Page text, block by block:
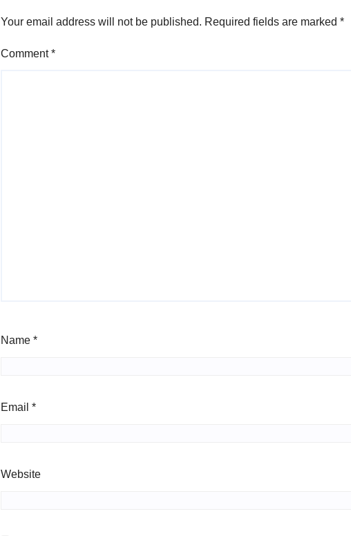
Your email address will not be published. Required fields are marked *
Comment*
Name *
Email *
Website